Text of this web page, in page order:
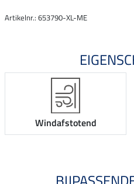
Artikelnr.: 653790-XL-ME
Windafstotend